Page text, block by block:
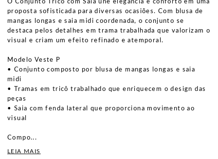
O Conjunto Tricô com Saia une elegância e conforto em uma
proposta sofisticada para diversas ocasiões. Com blusa de
mangas longas e saia midi coordenada, o conjunto se
destaca pelos detalhes em trama trabalhada que valorizam o
visual e criam um efeito refinado e atemporal.
Modelo Veste P
• Conjunto composto por blusa de mangas longas e saia
midi
• Tramas em tricô trabalhado que enriquecem o design das
peças
• Saia com fenda lateral que proporciona movimento ao
visual
Compo...
LEIA MAIS